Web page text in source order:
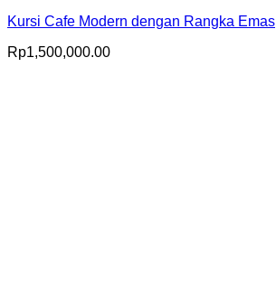
Kursi Cafe Modern dengan Rangka Emas
Rp1,500,000.00